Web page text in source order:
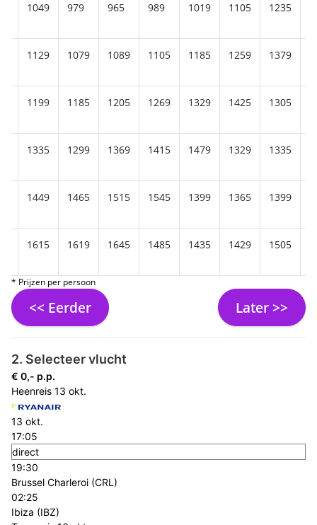
1049 979 965 989 1019 1105 1235
1129 1079 1089 1105 1185 1259 1379
1199 1185 1205 1269 1329 1425 1305
1335 1299 1369 1415 1479 1329 1335
1449 1465 1515 1545 1399 1365 1399
1615 1619 1645 1485 1435 1429 1505
* Prijzen per persoon
<< Eerder Later >>
2. Selecteer vlucht
€ 0,- p.p.
Heenreis 13 okt.
13 okt.
17:05
direct
19:30
Brussel Charleroi (CRL)
02:25
Ibiza (IBZ)